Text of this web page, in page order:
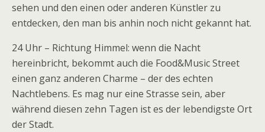
sehen und den einen oder anderen Künstler zu
entdecken, den man bis anhin noch nicht gekannt hat.
24 Uhr – Richtung Himmel: wenn die Nacht
hereinbricht, bekommt auch die Food&Music Street
einen ganz anderen Charme – der des echten
Nachtlebens. Es mag nur eine Strasse sein, aber
während diesen zehn Tagen ist es der lebendigste Ort
der Stadt.